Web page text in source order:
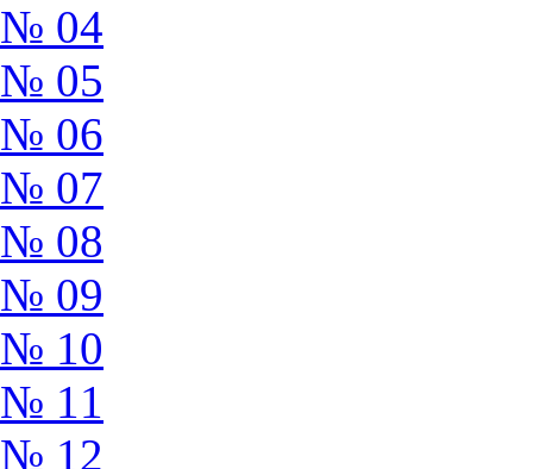
№ 04
№ 05
№ 06
№ 07
№ 08
№ 09
№ 10
№ 11
№ 12